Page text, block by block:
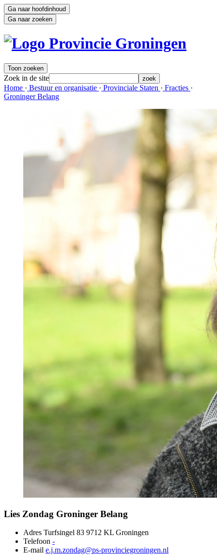
Ga naar hoofdinhoud
Ga naar zoeken
Toon zoeken
Zoek in de site zoek
Home · Bestuur en organisatie · Provinciale Staten · Fracties ·
Groninger Belang
Lies Zondag Groninger Belang
Adres Turfsingel 83 9712 KL Groningen
Telefoon -
E-mail e.j.m.zondag@ps-provinciegroningen.nl